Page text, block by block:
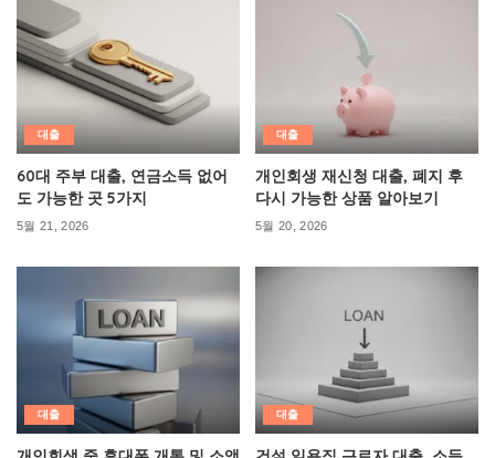
대출
60대 주부 대출, 연금소득 없어
도 가능한 곳 5가지
5월 21, 2026
대출
개인회생 재신청 대출, 폐지 후
다시 가능한 상품 알아보기
5월 20, 2026
대출 대출